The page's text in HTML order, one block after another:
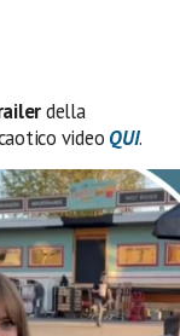
della
video QUI.